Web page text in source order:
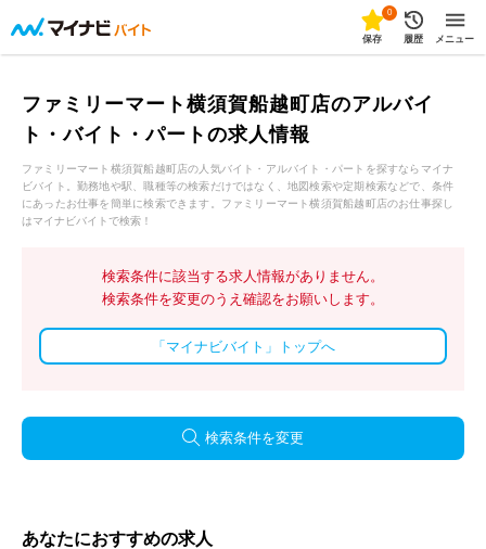
0
保存 履歴 メニュー
ファミリーマート横須賀船越町店のアルバイ
ト・バイト・パートの求人情報
ファミリーマート横須賀船越町店の人気バイト・アルバイト・パートを探すならマイナ
ビバイト。勤務地や駅、職種等の検索だけではなく、地図検索や定期検索などで、条件
にあったお仕事を簡単に検索できます。ファミリーマート横須賀船越町店のお仕事探し
はマイナビバイトで検索！
検索条件に該当する求人情報がありません。
検索条件を変更のうえ確認をお願いします。
「マイナビバイト」トップへ
検索条件を変更
あなたにおすすめの求人